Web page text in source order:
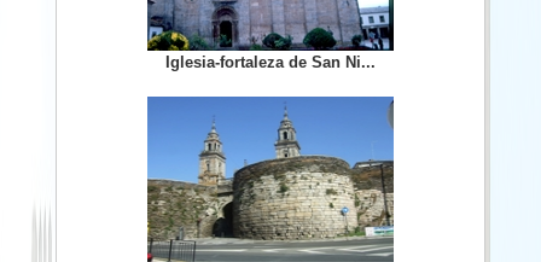
Iglesia-fortaleza de San Ni...